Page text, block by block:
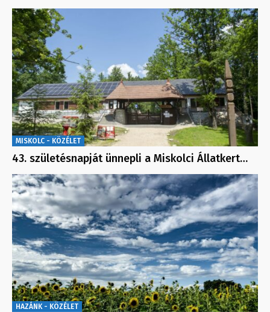
MISKOLC - KÖZÉLET
43. születésnapját ünnepli a Miskolci Állatkert…
HAZÁNK - KÖZÉLET